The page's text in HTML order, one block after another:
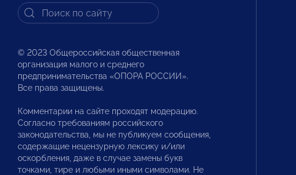
© 2023 Общероссийская общественная
организация малого и среднего
предпринимательства «ОПОРА РОССИИ».
Все права защищены.
Комментарии на сайте проходят модерацию.
Согласно требованиям российского
законодательства, мы не публикуем сообщения,
содержащие нецензурную лексику и/или
оскорбления, даже в случае замены букв
точками, тире и любыми иными символами. Не